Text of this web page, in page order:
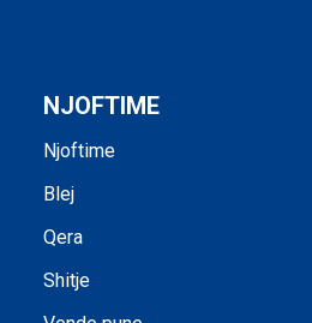
NJOFTIME
Njoftime
Blej
Qera
Shitje